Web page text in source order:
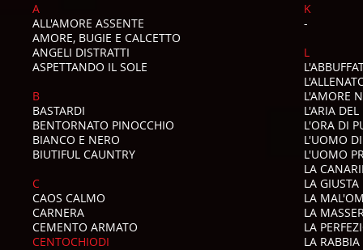
A
ALL'AMORE ASSENTE
AMORE, BUGIE E CALCETTO
ANGELI DISTRATTI
ASPETTANDO IL SOLE
B
BASTARDI
BENTORNATO PINOCCHIO
BIANCO E NERO
BIUTIFUL CAUNTRY
C
CAOS CALMO
CARNERA
CEMENTO ARMATO
CENTOCHIODI
K
-
L
L'AMORE
L'ARIA
L'ORA DI
L'UOMO
L'UOMO
LA
LA
LA
LA
LA
LA RABBIA